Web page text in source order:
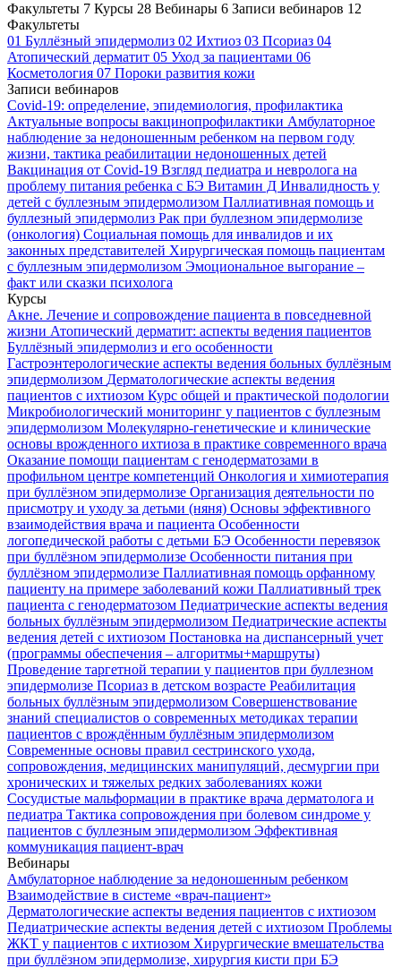
Факультеты 7 Курсы 28 Вебинары 6 Записи вебинаров 12
Факультеты
01 Буллёзный эпидермолиз 02 Ихтиоз 03 Псориаз 04
Атопический дерматит 05 Уход за пациентами 06
Косметология 07 Пороки развития кожи
Записи вебинаров
Covid-19: определение, эпидемиология, профилактика
Актуальные вопросы вакцинопрофилактики Амбулаторное
наблюдение за недоношенным ребенком на первом году
жизни, тактика реабилитации недоношенных детей
Вакцинация от Covid-19 Взгляд педиатра и невролога на
проблему питания ребенка с БЭ Витамин Д Инвалидность у
детей с буллезным эпидермолизом Паллиативная помощь и
буллезный эпидермолиз Рак при буллезном эпидермолизе
(онкология) Социальная помощь для инвалидов и их
законных представителей Хирургическая помощь пациентам
с буллезным эпидермолизом Эмоциональное выгорание –
факт или сказки психолога
Курсы
Акне. Лечение и сопровождение пациента в повседневной
жизни Атопический дерматит: аспекты ведения пациентов
Буллёзный эпидермолиз и его особенности
Гастроэнтерологические аспекты ведения больных буллёзным
эпидермолизом Дерматологические аспекты ведения
пациентов с ихтиозом Курс общей и практической подологии
Микробиологический мониторинг у пациентов с буллезным
эпидермолизом Молекулярно-генетические и клинические
основы врожденного ихтиоза в практике современного врача
Оказание помощи пациентам с генодерматозами в
профильном центре компетенций Онкология и химиотерапия
при буллёзном эпидермолизе Организация деятельности по
присмотру и уходу за детьми (няня) Основы эффективного
взаимодействия врача и пациента Особенности
логопедической работы с детьми БЭ Особенности перевязок
при буллёзном эпидермолизе Особенности питания при
буллёзном эпидермолизе Паллиативная помощь орфанному
пациенту на примере заболеваний кожи Паллиативный трек
пациента с генодерматозом Педиатрические аспекты ведения
больных буллёзным эпидермолизом Педиатрические аспекты
ведения детей с ихтиозом Постановка на диспансерный учет
(программы обеспечения – алгоритмы+маршруты)
Проведение таргетной терапии у пациентов при буллезном
эпидермолизе Псориаз в детском возрасте Реабилитация
больных буллёзным эпидермолизом Совершенствование
знаний специалистов о современных методиках терапии
пациентов с врождённым буллёзным эпидермолизом
Современные основы правил сестринского ухода,
сопровождения, медицинских манипуляций, десмургии при
хронических и тяжелых редких заболеваниях кожи
Сосудистые мальформации в практике врача дерматолога и
педиатра Тактика сопровождения при болевом синдроме у
пациентов с буллезным эпидермолизом Эффективная
коммуникация пациент-врач
Вебинары
Амбулаторное наблюдение за недоношенным ребенком
Взаимодействие в системе «врач-пациент»
Дерматологические аспекты ведения пациентов с ихтиозом
Педиатрические аспекты ведения детей с ихтиозом Проблемы
ЖКТ у пациентов с ихтиозом Хирургические вмешательства
при буллёзном эпидермолизе, хирургия кисти при БЭ